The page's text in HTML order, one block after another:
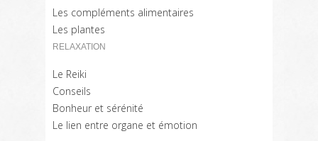
Les compléments alimentaires
Les plantes
RELAXATION
Le Reiki
Conseils
Bonheur et sérénité
Le lien entre organe et émotion